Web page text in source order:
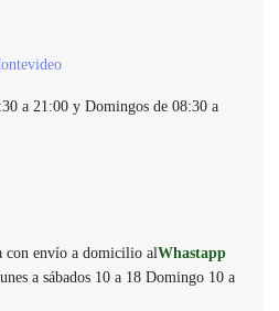
a 21:00 y Domingos de 08:30 a
con envío a domicilio alWhastapp
a sábados 10 a 18 Domingo 10 a